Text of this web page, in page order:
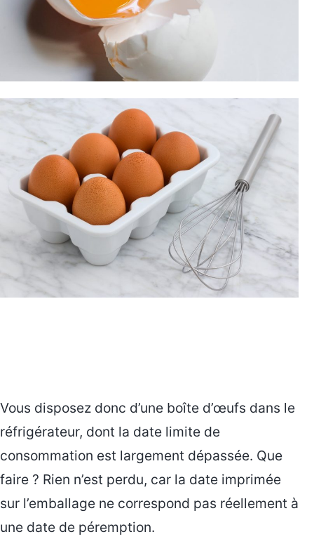
Vous disposez donc d’une boîte d’œufs dans le
réfrigérateur, dont la date limite de
consommation est largement dépassée. Que
faire ? Rien n’est perdu, car la date imprimée
sur l’emballage ne correspond pas réellement à
une date de péremption.